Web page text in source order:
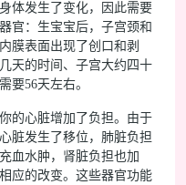
体发生了变化，因此需要
：生宝宝后，子宫颈和
膜表面出现了创口和剥
天的时间、子宫大约四十
要56天左右。
的心脏增加了负担。由于
脏发生了移位，肺脏负担
血水肿，肾脏负担也加
应的改变。这些器官功能